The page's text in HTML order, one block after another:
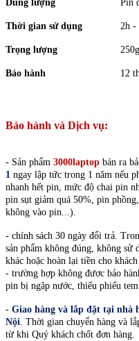
Dung lượng Pin
Thời gian sử dụng 2h -
Trọng lượng 250g
Bảo hành 12
Bảo hành và Dịch vụ:
- Sản phẩm 3000laptop bán ra
1 ngay lập tức trong 1 năm nếu
nhanh hết pin, mức độ chai pin
pin sụt giảm quá 50%, pin
không vào pin...).
- chính sách 30 ngày đổi trả.
sản phẩm không đúng, không sử
khác hoặc hoàn lại tiền cho khách
- trường hợp không được bảo
pin bị ngập nước, thiếu phiếu tem
- Giao hàng và lắp đặt tại nhà
Nội. Thời gian chuyển hàng và
từ khi Quý khách chốt đơn hàng.